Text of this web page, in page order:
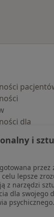
dla
i
przez
lepsze
z narzędzi
dla swojego
psychicznego.